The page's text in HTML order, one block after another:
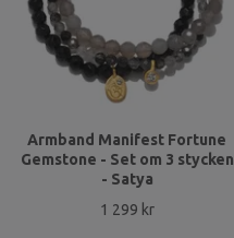
Armband Manifest Fortune
Gemstone - Set om 3 stycken
- Satya
1 299 kr